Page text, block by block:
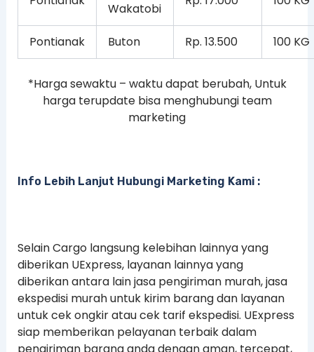
Wakatobi
Pontianak Buton Rp. 13.500 100 KG
*Harga sewaktu – waktu dapat berubah, Untuk
harga terupdate bisa menghubungi team
marketing
Info Lebih Lanjut Hubungi Marketing Kami :
Selain Cargo langsung kelebihan lainnya yang
diberikan UExpress, layanan lainnya yang
diberikan antara lain jasa pengiriman murah, jasa
ekspedisi murah untuk kirim barang dan layanan
untuk cek ongkir atau cek tarif ekspedisi. UExpress
siap memberikan pelayanan terbaik dalam